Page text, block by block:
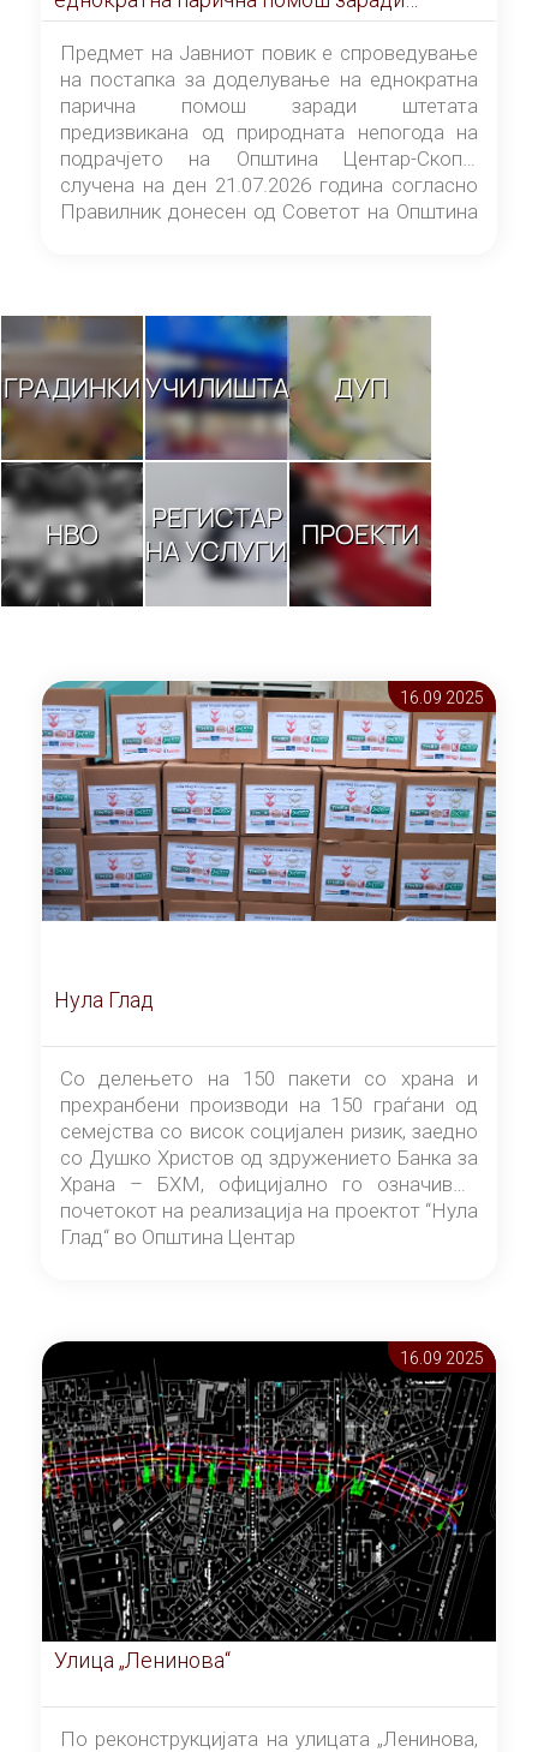
штетата предизвикана од природната
непогода на подрачјето на Општина
Центар-Скопје случена на ден 21.07.2026
година
Предмет на Јавниот повик е спроведување
на постапка за доделување на еднократна
парична помош заради штетата
предизвикана од природната непогода на
подрачјето на Општина Центар-Скопје
случена на ден 21.07.2026 година согласно
Правилник донесен од Советот на Општина
ГРАДИНКИУЧИЛИШТА ДУП
НВО
РЕГИСТАР
НА УСЛУГИ ПРОЕКТИ
16.09 2025
Нула Глад
Со делењето на 150 пакети со храна и
прехранбени производи на 150 граѓани од
семејства со висок социјален ризик, заедно
со Душко Христов од здружението Банка за
Храна – БХМ, официјално го означивме
почетокот на реализација на проектот “Нула
Глад“ во Општина Центар
16.09 2025
Улица „Ленинова“
По реконструкцијата на улицата „Ленинова,